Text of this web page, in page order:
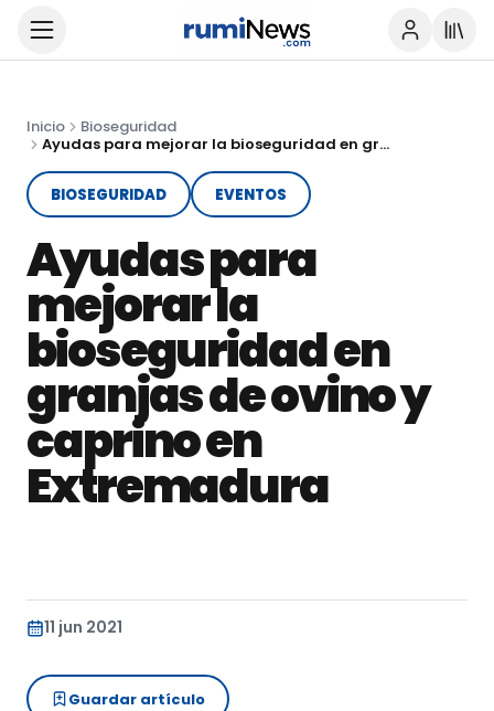
Inicio
Bioseguridad
Ayudas para mejorar la bioseguridad en granjas de ovino y caprino en Extremadura
BIOSEGURIDAD EVENTOS
Ayudas para
mejorar la
bioseguridad en
granjas de ovino y
caprino en
Extremadura
11 jun 2021
Guardar artículo